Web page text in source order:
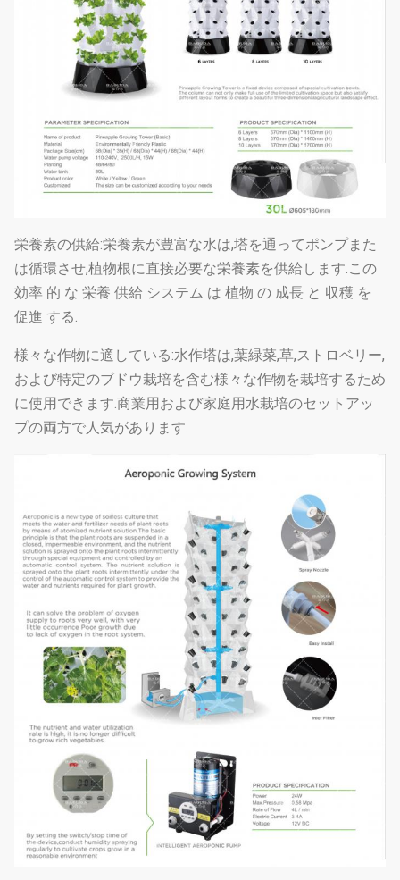
栄養素の供給:栄養素が豊富な水は,塔を通ってポンプまた
は循環させ,植物根に直接必要な栄養素を供給します.この
効率 的 な 栄養 供給 システム は 植物 の 成長 と 収穫 を
促進 する.
様々な作物に適している:水作塔は,葉緑菜,草,ストロベリー,
および特定のブドウ栽培を含む様々な作物を栽培するため
に使用できます.商業用および家庭用水栽培のセットアッ
プの両方で人気があります.